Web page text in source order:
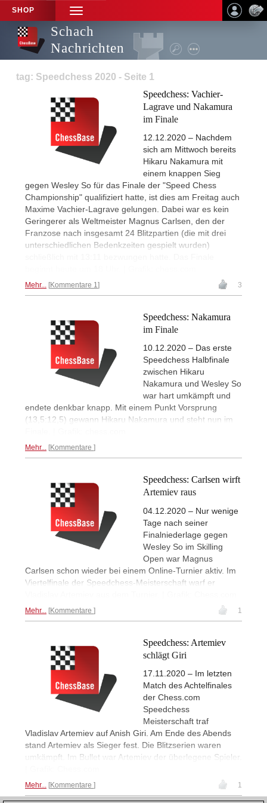
SHOP
TOGGLE
NAVIGATION
Schach
Nachrichten
tag: Speedchess 2020 - Seite 1
Speedchess: Vachier-
Lagrave und Nakamura
im Finale
12.12.2020 – Nachdem
sich am Mittwoch bereits
Hikaru Nakamura mit
einem knappen Sieg
gegen Wesley So für das Finale der "Speed Chess
Championship" qualifiziert hatte, ist dies am Freitag auch
Maxime Vachier-Lagrave gelungen. Dabei war es kein
Geringerer als Weltmeister Magnus Carlsen, den der
Franzose nach insgesamt 24 Blitzpartien (die mit drei
unterschiedlichen Bedenkzeiten gespielt wurden)
Mehr... Kommentare 1 3
Speedchess: Nakamura
im Finale
10.12.2020 – Das erste
Speedchess Halbfinale
zwischen Hikaru
Nakamura und Wesley So
war hart umkämpft und
endete denkbar knapp. Mit einem Punkt Vorsprung
(13,5:12,5) gewann Hikaru Nakamura und steht nun im
Mehr... Kommentare
Speedchess: Carlsen wirft
Artemiev raus
04.12.2020 – Nur wenige
Tage nach seiner
Finalniederlage gegen
Wesley So im Skilling
Open war Magnus
Carlsen schon wieder bei einem Online-Turnier aktiv. Im
Viertelfinale der Speedchess-Meisterschaft warf er
Mehr... Kommentare 1
Speedchess: Artemiev
schlägt Giri
17.11.2020 – Im letzten
Match des Achtelfinales
der Chess.com
Speedchess
Meisterschaft traf
Vladislav Artemiev auf Anish Giri. Am Ende des Abends
stand Artemiev als Sieger fest. Die Blitzserien waren
umkämpft. Im Bullet war Artemiev der überlegene Spieler.
Mehr... Kommentare 1